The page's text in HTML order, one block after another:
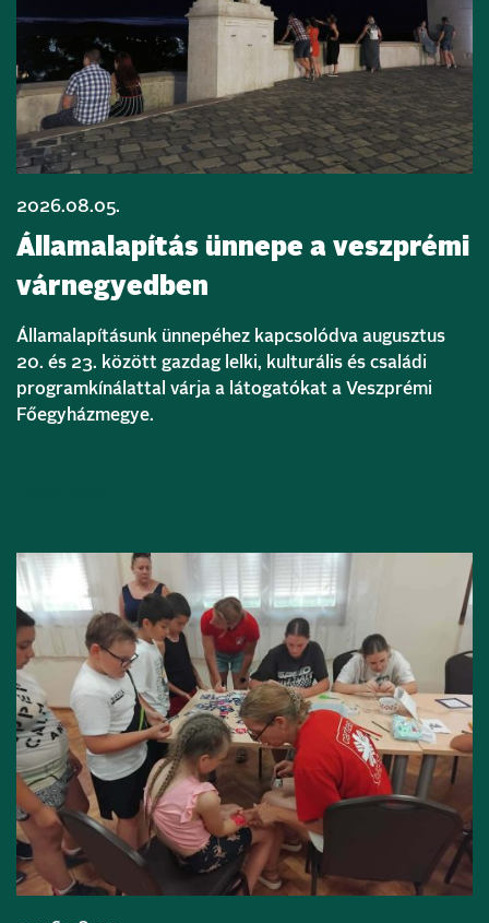
2026.08.05.
Államalapítás ünnepe a veszprémi
várnegyedben
Államalapításunk ünnepéhez kapcsolódva augusztus
20. és 23. között gazdag lelki, kulturális és családi
programkínálattal várja a látogatókat a Veszprémi
Főegyházmegye.